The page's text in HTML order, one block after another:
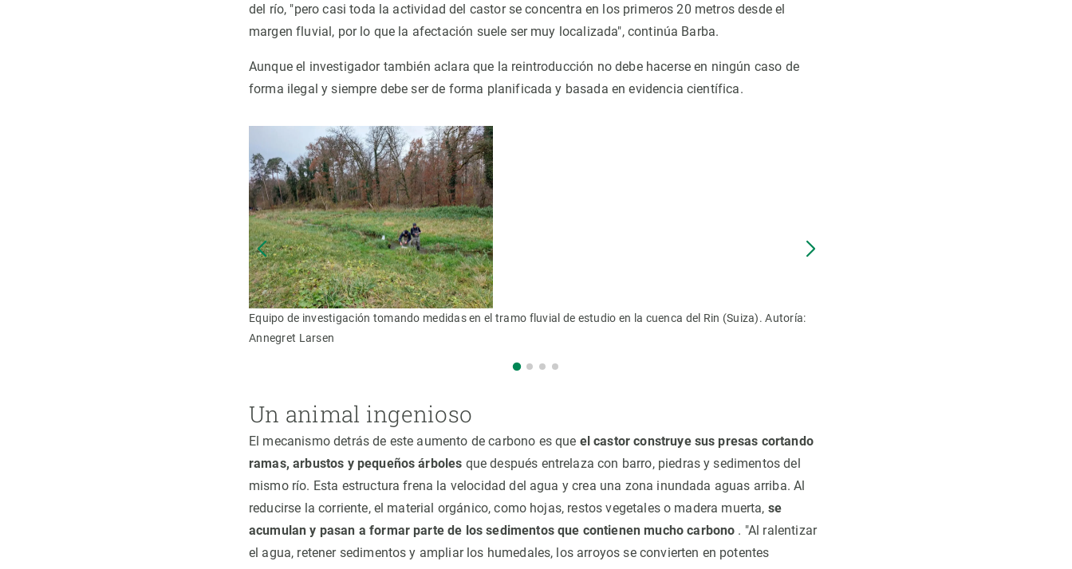
del río, "pero casi toda la actividad del castor se concentra en los primeros 20 metros desde el
margen fluvial, por lo que la afectación suele ser muy localizada", continúa Barba.
Aunque el investigador también aclara que la reintroducción no debe hacerse en ningún caso de
forma ilegal y siempre debe ser de forma planificada y basada en evidencia científica.
Equipo de investigación tomando medidas en el tramo fluvial de estudio en la cuenca del Rin (Suiza). Autoría:
Annegret Larsen
Un animal ingenioso
El mecanismo detrás de este aumento de carbono es que el castor construye sus presas cortando
ramas, arbustos y pequeños árboles que después entrelaza con barro, piedras y sedimentos del
mismo río. Esta estructura frena la velocidad del agua y crea una zona inundada aguas arriba. Al
reducirse la corriente, el material orgánico, como hojas, restos vegetales o madera muerta, se
acumulan y pasan a formar parte de los sedimentos que contienen mucho carbono . "Al ralentizar
el agua, retener sedimentos y ampliar los humedales, los arroyos se convierten en potentes